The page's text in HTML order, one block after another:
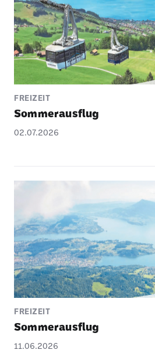
FREIZEIT
Sommer­aus­flug
02.07.2026
FREIZEIT
Sommer­aus­flug
11.06.2026